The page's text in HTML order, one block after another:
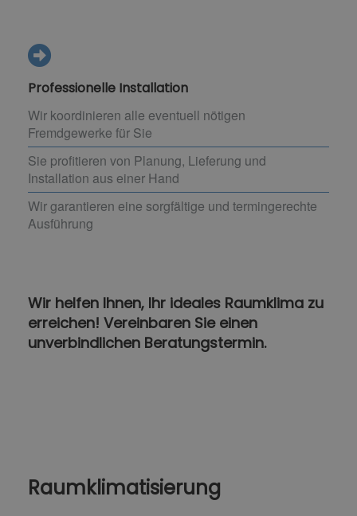
Professionelle Installation
Wir koordinieren alle eventuell nötigen
Fremdgewerke für Sie
Sie profitieren von Planung, Lieferung und
Installation aus einer Hand
Wir garantieren eine sorgfältige und termingerechte
Ausführung
Wir helfen Ihnen, Ihr ideales Raumklima zu
erreichen! Vereinbaren Sie einen
unverbindlichen Beratungstermin.
Raumklimatisierung